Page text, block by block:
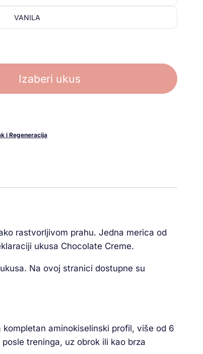
VANILA
Izaberi ukus
i Regeneracija
rastvorljivom prahu. Jedna merica od
ukusa Chocolate Creme.
Na ovoj stranici dostupne su
aminokiselinski profil, više od 6
treninga, uz obrok ili kao brza